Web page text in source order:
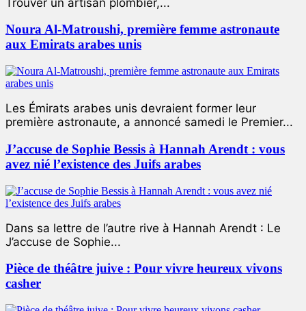
Noura Al-Matroushi, première femme astronaute
aux Emirats arabes unis
Les Émirats arabes unis devraient former leur
première astronaute, a annoncé samedi le Premier...
J’accuse de Sophie Bessis à Hannah Arendt : vous
avez nié l’existence des Juifs arabes
Dans sa lettre de l’autre rive à Hannah Arendt : Le
J’accuse de Sophie...
Pièce de théâtre juive : Pour vivre heureux vivons
casher